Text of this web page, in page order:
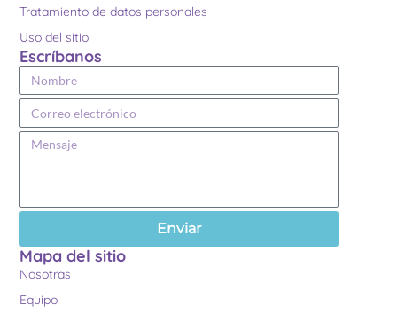
Tratamiento de datos personales
Uso del sitio
Escríbanos
Enviar
Mapa del sitio
Nosotras
Equipo